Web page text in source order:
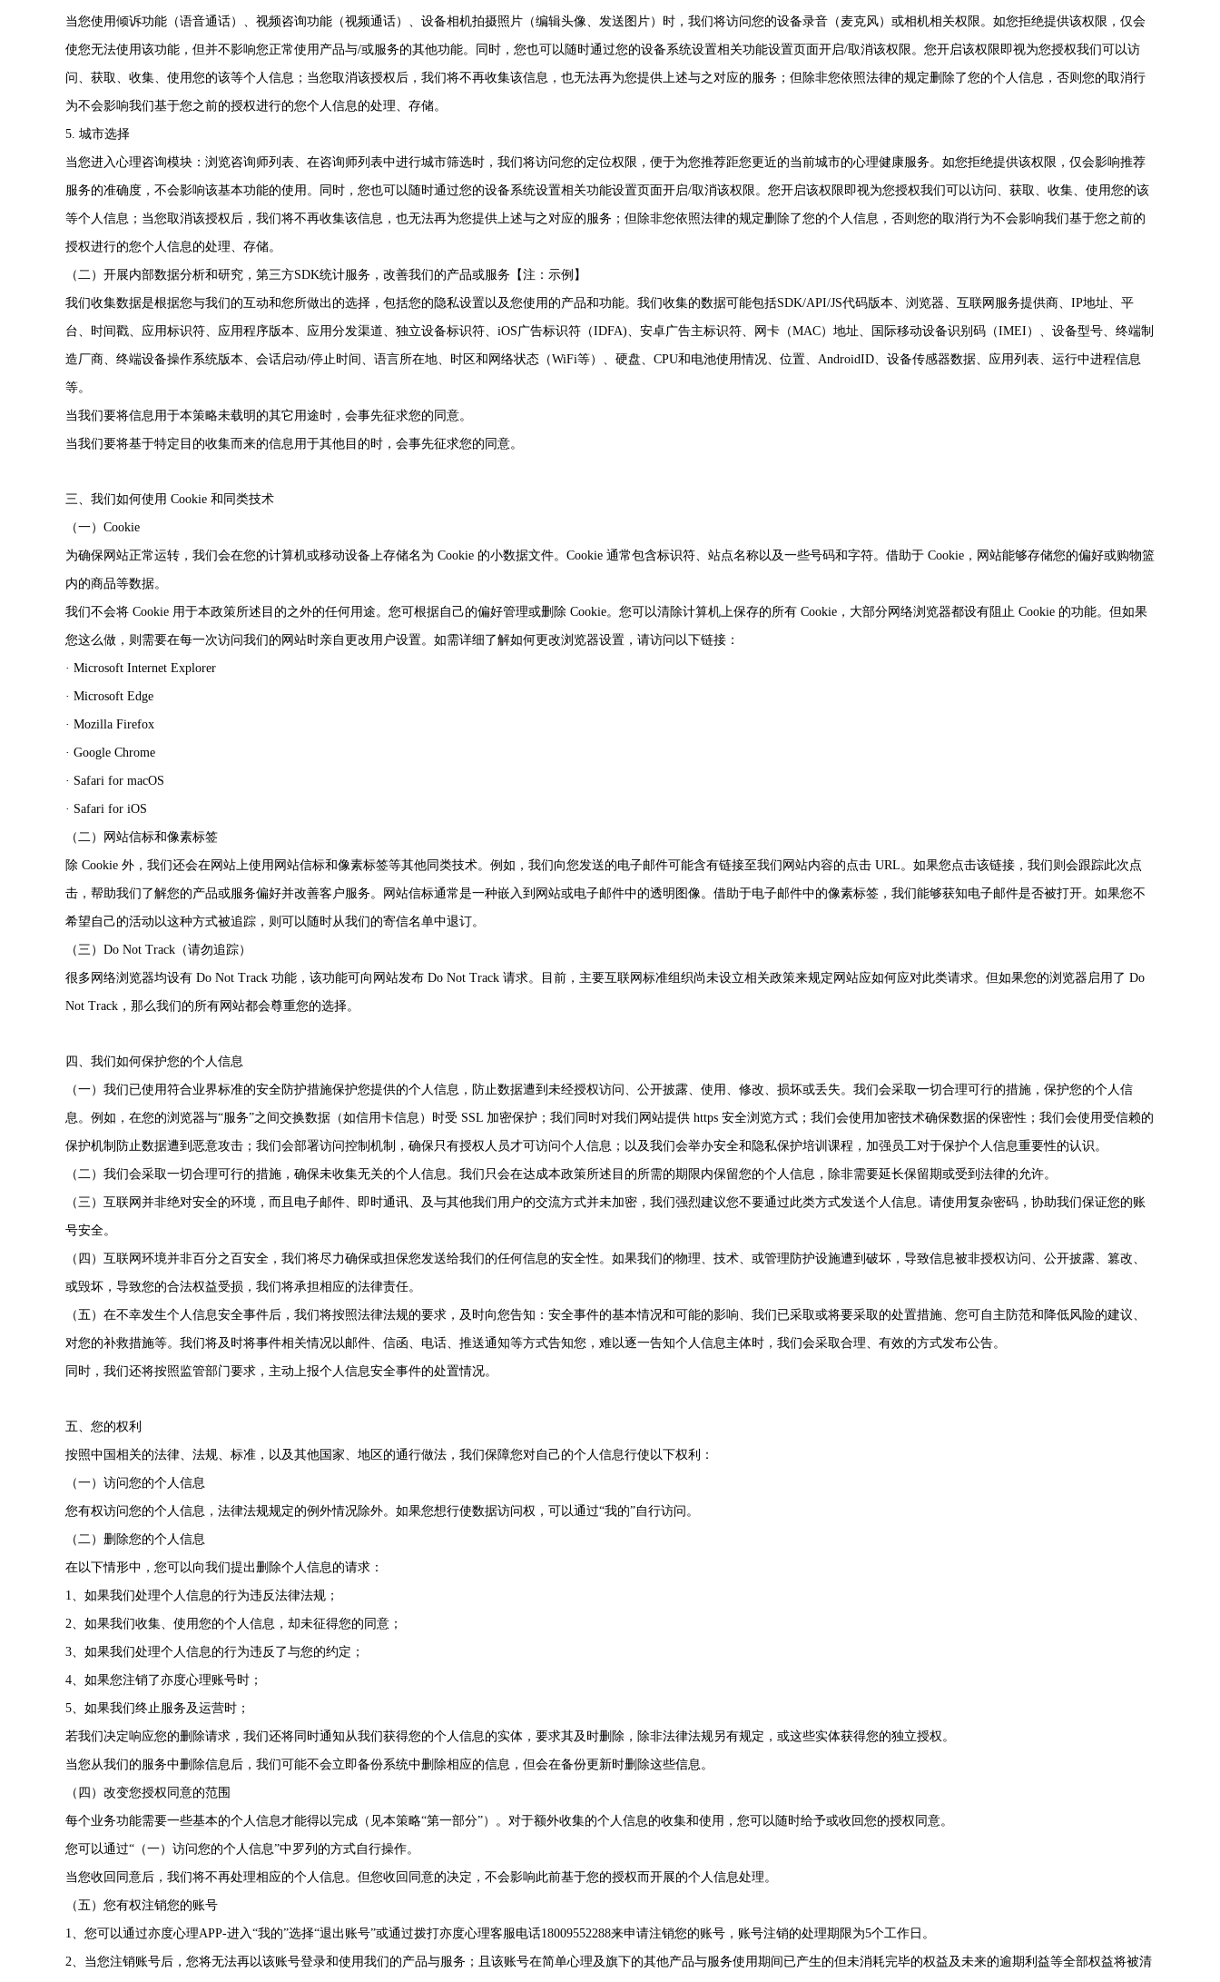
当您使用倾诉功能（语音通话）、视频咨询功能（视频通话）、设备相机拍摄照片（编辑头像、发送图片）时，我们将访问您的设备录音（麦克风）或相机相关权限。如您拒绝提供该权限，仅会
使您无法使用该功能，但并不影响您正常使用产品与/或服务的其他功能。同时，您也可以随时通过您的设备系统设置相关功能设置页面开启/取消该权限。您开启该权限即视为您授权我们可以访
问、获取、收集、使用您的该等个人信息；当您取消该授权后，我们将不再收集该信息，也无法再为您提供上述与之对应的服务；但除非您依照法律的规定删除了您的个人信息，否则您的取消行
为不会影响我们基于您之前的授权进行的您个人信息的处理、存储。
5. 城市选择
当您进入心理咨询模块：浏览咨询师列表、在咨询师列表中进行城市筛选时，我们将访问您的定位权限，便于为您推荐距您更近的当前城市的心理健康服务。如您拒绝提供该权限，仅会影响推荐
服务的准确度，不会影响该基本功能的使用。同时，您也可以随时通过您的设备系统设置相关功能设置页面开启/取消该权限。您开启该权限即视为您授权我们可以访问、获取、收集、使用您的该
等个人信息；当您取消该授权后，我们将不再收集该信息，也无法再为您提供上述与之对应的服务；但除非您依照法律的规定删除了您的个人信息，否则您的取消行为不会影响我们基于您之前的
授权进行的您个人信息的处理、存储。
（二）开展内部数据分析和研究，第三方SDK统计服务，改善我们的产品或服务【注：示例】
我们收集数据是根据您与我们的互动和您所做出的选择，包括您的隐私设置以及您使用的产品和功能。我们收集的数据可能包括SDK/API/JS代码版本、浏览器、互联网服务提供商、IP地址、平
台、时间戳、应用标识符、应用程序版本、应用分发渠道、独立设备标识符、iOS广告标识符（IDFA)、安卓广告主标识符、网卡（MAC）地址、国际移动设备识别码（IMEI）、设备型号、终端制
造厂商、终端设备操作系统版本、会话启动/停止时间、语言所在地、时区和网络状态（WiFi等）、硬盘、CPU和电池使用情况、位置、AndroidID、设备传感器数据、应用列表、运行中进程信息
等。
当我们要将信息用于本策略未载明的其它用途时，会事先征求您的同意。
当我们要将基于特定目的收集而来的信息用于其他目的时，会事先征求您的同意。
三、我们如何使用 Cookie 和同类技术
（一）Cookie
为确保网站正常运转，我们会在您的计算机或移动设备上存储名为 Cookie 的小数据文件。Cookie 通常包含标识符、站点名称以及一些号码和字符。借助于 Cookie，网站能够存储您的偏好或购物篮
内的商品等数据。
我们不会将 Cookie 用于本政策所述目的之外的任何用途。您可根据自己的偏好管理或删除 Cookie。您可以清除计算机上保存的所有 Cookie，大部分网络浏览器都设有阻止 Cookie 的功能。但如果
您这么做，则需要在每一次访问我们的网站时亲自更改用户设置。如需详细了解如何更改浏览器设置，请访问以下链接：
· Microsoft Internet Explorer
· Microsoft Edge
· Mozilla Firefox
· Google Chrome
· Safari for macOS
· Safari for iOS
（二）网站信标和像素标签
除 Cookie 外，我们还会在网站上使用网站信标和像素标签等其他同类技术。例如，我们向您发送的电子邮件可能含有链接至我们网站内容的点击 URL。如果您点击该链接，我们则会跟踪此次点
击，帮助我们了解您的产品或服务偏好并改善客户服务。网站信标通常是一种嵌入到网站或电子邮件中的透明图像。借助于电子邮件中的像素标签，我们能够获知电子邮件是否被打开。如果您不
希望自己的活动以这种方式被追踪，则可以随时从我们的寄信名单中退订。
（三）Do Not Track（请勿追踪）
很多网络浏览器均设有 Do Not Track 功能，该功能可向网站发布 Do Not Track 请求。目前，主要互联网标准组织尚未设立相关政策来规定网站应如何应对此类请求。但如果您的浏览器启用了 Do
Not Track，那么我们的所有网站都会尊重您的选择。
四、我们如何保护您的个人信息
（一）我们已使用符合业界标准的安全防护措施保护您提供的个人信息，防止数据遭到未经授权访问、公开披露、使用、修改、损坏或丢失。我们会采取一切合理可行的措施，保护您的个人信
息。例如，在您的浏览器与“服务”之间交换数据（如信用卡信息）时受 SSL 加密保护；我们同时对我们网站提供 https 安全浏览方式；我们会使用加密技术确保数据的保密性；我们会使用受信赖的
保护机制防止数据遭到恶意攻击；我们会部署访问控制机制，确保只有授权人员才可访问个人信息；以及我们会举办安全和隐私保护培训课程，加强员工对于保护个人信息重要性的认识。
（二）我们会采取一切合理可行的措施，确保未收集无关的个人信息。我们只会在达成本政策所述目的所需的期限内保留您的个人信息，除非需要延长保留期或受到法律的允许。
（三）互联网并非绝对安全的环境，而且电子邮件、即时通讯、及与其他我们用户的交流方式并未加密，我们强烈建议您不要通过此类方式发送个人信息。请使用复杂密码，协助我们保证您的账
号安全。
（四）互联网环境并非百分之百安全，我们将尽力确保或担保您发送给我们的任何信息的安全性。如果我们的物理、技术、或管理防护设施遭到破坏，导致信息被非授权访问、公开披露、篡改、
或毁坏，导致您的合法权益受损，我们将承担相应的法律责任。
（五）在不幸发生个人信息安全事件后，我们将按照法律法规的要求，及时向您告知：安全事件的基本情况和可能的影响、我们已采取或将要采取的处置措施、您可自主防范和降低风险的建议、
对您的补救措施等。我们将及时将事件相关情况以邮件、信函、电话、推送通知等方式告知您，难以逐一告知个人信息主体时，我们会采取合理、有效的方式发布公告。
同时，我们还将按照监管部门要求，主动上报个人信息安全事件的处置情况。
五、您的权利
按照中国相关的法律、法规、标准，以及其他国家、地区的通行做法，我们保障您对自己的个人信息行使以下权利：
（一）访问您的个人信息
您有权访问您的个人信息，法律法规规定的例外情况除外。如果您想行使数据访问权，可以通过“我的”自行访问。
（二）删除您的个人信息
在以下情形中，您可以向我们提出删除个人信息的请求：
1、如果我们处理个人信息的行为违反法律法规；
2、如果我们收集、使用您的个人信息，却未征得您的同意；
3、如果我们处理个人信息的行为违反了与您的约定；
4、如果您注销了亦度心理账号时；
5、如果我们终止服务及运营时；
若我们决定响应您的删除请求，我们还将同时通知从我们获得您的个人信息的实体，要求其及时删除，除非法律法规另有规定，或这些实体获得您的独立授权。
当您从我们的服务中删除信息后，我们可能不会立即备份系统中删除相应的信息，但会在备份更新时删除这些信息。
（四）改变您授权同意的范围
每个业务功能需要一些基本的个人信息才能得以完成（见本策略“第一部分”）。对于额外收集的个人信息的收集和使用，您可以随时给予或收回您的授权同意。
您可以通过“（一）访问您的个人信息”中罗列的方式自行操作。
当您收回同意后，我们将不再处理相应的个人信息。但您收回同意的决定，不会影响此前基于您的授权而开展的个人信息处理。
（五）您有权注销您的账号
1、您可以通过亦度心理APP-进入“我的”选择“退出账号”或通过拨打亦度心理客服电话18009552288来申请注销您的账号，账号注销的处理期限为5个工作日。
2、当您注销账号后，您将无法再以该账号登录和使用我们的产品与服务；且该账号在简单心理及旗下的其他产品与服务使用期间已产生的但未消耗完毕的权益及未来的逾期利益等全部权益将被清